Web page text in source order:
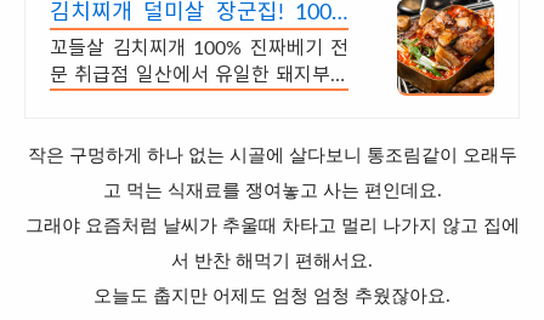
김치찌개 덜미살 장군집! 100%
진짜 특수부위 취급
꼬들살 김치찌개 100% 진짜베기 전
문 취급점 일산에서 유일한 돼지부속
작은 구멍하게 하나 없는 시골에 살다보니 통조림같이 오래두
고 먹는 식재료를 쟁여놓고 사는 편인데요.
그래야 요즘처럼 날씨가 추울때 차타고 멀리 나가지 않고 집에
서 반찬 해먹기 편해서요.
오늘도 춥지만 어제도 엄청 엄청 추웠잖아요.